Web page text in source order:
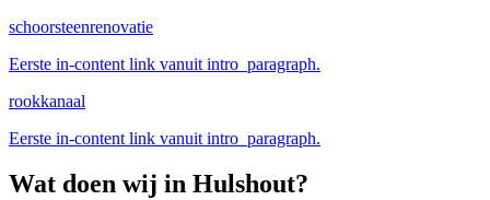
schoorsteenrenovatie
Eerste in-content link vanuit intro_paragraph.
rookkanaal
Eerste in-content link vanuit intro_paragraph.
Wat doen wij in Hulshout?